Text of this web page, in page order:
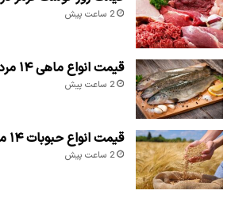
2 ساعت پیش
قیمت انواع ماهی ۱۴ مرداد ۱۴۰۵
2 ساعت پیش
قیمت انواع حبوبات ۱۴ مرداد ۱۴۰۵
2 ساعت پیش